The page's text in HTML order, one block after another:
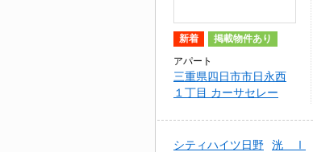
新着 掲載物件あり
アパート
三重県四日市市日永西
１丁目 カーサセレー
シティハイツ日野 洸 Ⅰ